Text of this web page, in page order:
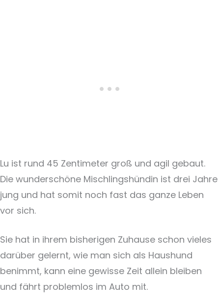
Lu ist rund 45 Zentimeter groß und agil gebaut.
Die wunderschöne Mischlingshündin ist drei Jahre
jung und hat somit noch fast das ganze Leben
vor sich.
Sie hat in ihrem bisherigen Zuhause schon vieles
darüber gelernt, wie man sich als Haushund
benimmt, kann eine gewisse Zeit allein bleiben
und fährt problemlos im Auto mit.